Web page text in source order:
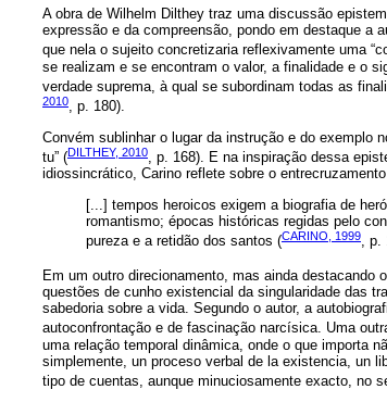
A obra de Wilhelm Dilthey traz uma discussão
expressão e da compreensão, pondo em destaque a
que nela o sujeito concretizaria reflexivamente uma
se realizam e se encontram o valor, a finalidade e o
verdade suprema, à qual se subordinam todas as
2010, p. 180).
Convém sublinhar o lugar da instrução e do exemplo
tu” (DILTHEY, 2010, p. 168). E na inspiração dessa
idiossincrático, Carino reflete sobre o
[...] tempos heroicos exigem a biografia de
romantismo; épocas históricas regidas pelo
pureza e a retidão dos santos (CARINO, 1999, p.
Em um outro direcionamento, mas ainda destacando
questões de cunho existencial da singularidade das
sabedoria sobre a vida. Segundo o autor, a
autoconfrontação e de fascinação narcísica. Uma
uma relação temporal dinâmica, onde o que importa
simplemente, un proceso verbal de la existencia, un
tipo de cuentas, aunque minuciosamente exacto, no